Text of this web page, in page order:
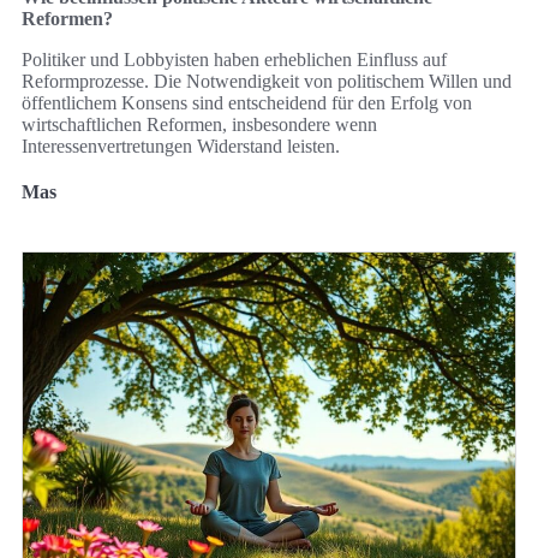
Reformen?
Politiker und Lobbyisten haben erheblichen Einfluss auf
Reformprozesse. Die Notwendigkeit von politischem Willen und
öffentlichem Konsens sind entscheidend für den Erfolg von
wirtschaftlichen Reformen, insbesondere wenn
Interessenvertretungen Widerstand leisten.
Mas